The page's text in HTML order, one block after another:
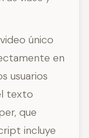
único
en
usuarios
texto
que
incluye